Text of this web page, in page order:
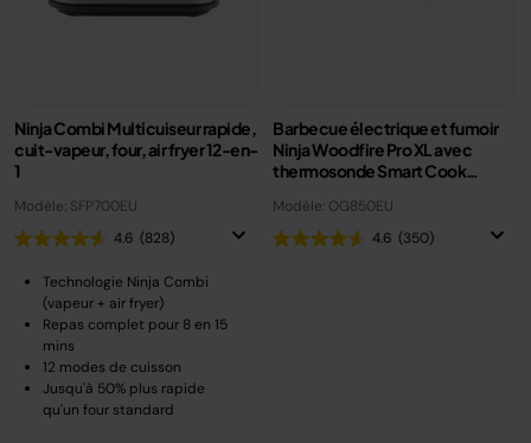
Ninja Combi Multicuiseur rapide,
cuit-vapeur, four, air fryer 12-en-
1
Modèle: SFP700EU
4.6 (828)
Technologie Ninja Combi
(vapeur + air fryer)
Repas complet pour 8 en 15
mins
12 modes de cuisson
Jusqu'à 50% plus rapide
qu'un four standard
Barbecue électrique et fumoir
Ninja Woodfire Pro XL avec
thermosonde Smart Cook
Modèle: OG850EU
4.6 (350)